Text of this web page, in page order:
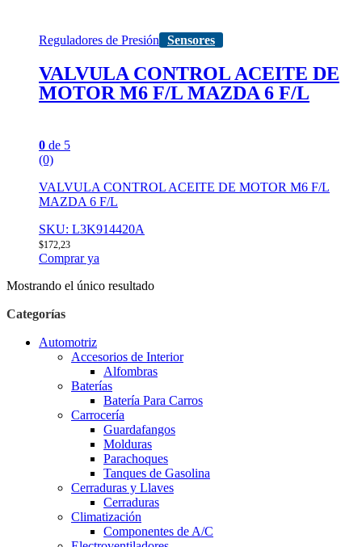
Reguladores de Presión Sensores
VALVULA CONTROL ACEITE DE
MOTOR M6 F/L MAZDA 6 F/L
0 de 5
(0)
VALVULA CONTROL ACEITE DE MOTOR M6 F/L
MAZDA 6 F/L
SKU: L3K914420A
$172,23
Comprar ya
Mostrando el único resultado
Categorías
Automotriz
Accesorios de Interior
Alfombras
Baterías
Batería Para Carros
Carrocería
Guardafangos
Molduras
Parachoques
Tanques de Gasolina
Cerraduras y Llaves
Cerraduras
Climatización
Componentes de A/C